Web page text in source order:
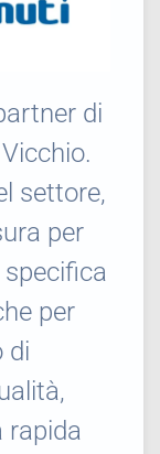
di
settore,
per
per
di
rapida